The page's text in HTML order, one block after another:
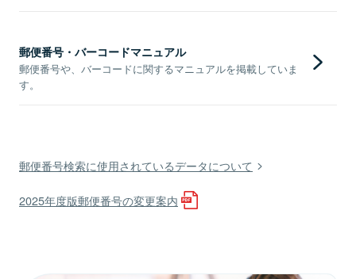
郵便番号・バーコードマニュアル
郵便番号や、バーコードに関するマニュアルを掲載していま
す。
郵便番号検索に使用されているデータについて
2025年度版郵便番号の変更案内